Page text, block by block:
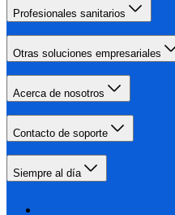
Profesionales sanitarios
Otras soluciones empresariales
Acerca de nosotros
Contacto de soporte
Siempre al día